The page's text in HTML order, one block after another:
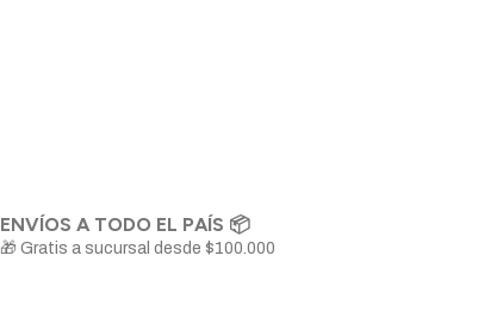
ENVÍOS A TODO EL PAÍS 📦
🎁 Gratis a sucursal desde $100.000